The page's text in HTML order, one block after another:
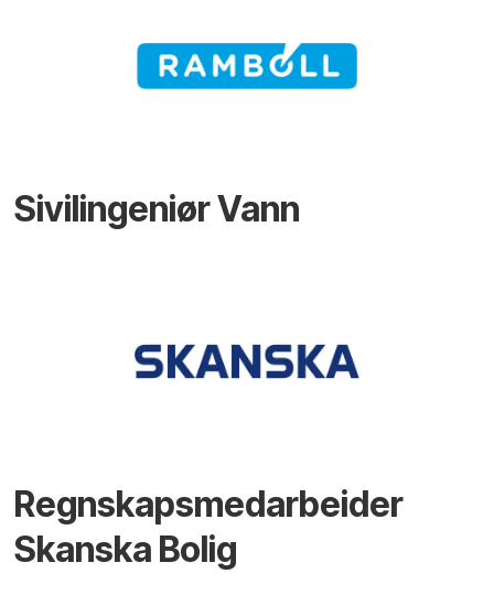
Sivilingeniør Vann
Regnskapsmedarbeider
Skanska Bolig